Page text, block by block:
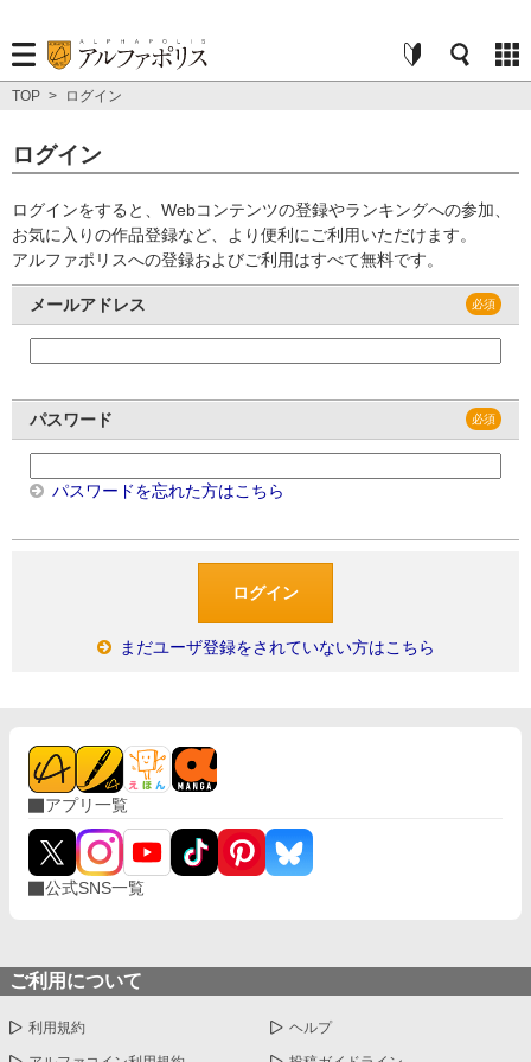
TOP > ログイン
ログイン
ログインをすると、Webコンテンツの登録やランキングへの参加、
お気に入りの作品登録など、より便利にご利用いただけます。
アルファポリスへの登録およびご利用はすべて無料です。
メールアドレス
パスワード
パスワードを忘れた方はこちら
まだユーザ登録をされていない方はこちら
アプリ一覧
公式SNS一覧
ご利用について
利用規約 ヘルプ